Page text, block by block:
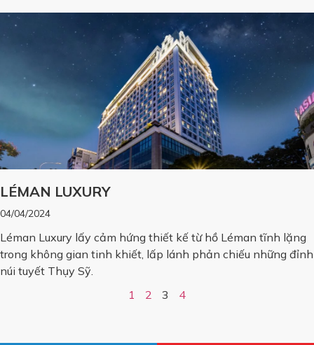
LÉMAN LUXURY
04/04/2024
Léman Luxury lấy cảm hứng thiết kế từ hồ Léman tĩnh lặng
trong không gian tinh khiết, lấp lánh phản chiếu những đỉnh
núi tuyết Thụy Sỹ.
1
2 3 4